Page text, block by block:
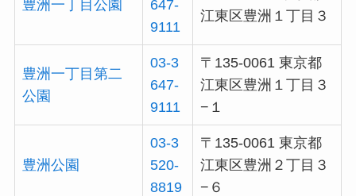
豊洲一丁目公園
647-
9111
江東区豊洲１丁目３
豊洲一丁目第二
公園
03-3
647-
9111
〒135-0061 東京都
江東区豊洲１丁目３
−１
豊洲公園
03-3
520-
8819
〒135-0061 東京都
江東区豊洲２丁目３
−６